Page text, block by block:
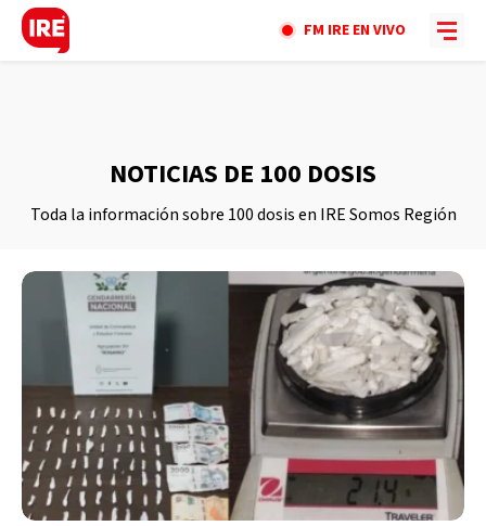
FM IRE EN VIVO
NOTICIAS DE 100 DOSIS
Toda la información sobre 100 dosis en IRE Somos Región